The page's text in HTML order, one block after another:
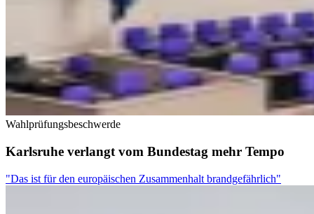
Wahlprüfungsbeschwerde
Karlsruhe verlangt vom Bundestag mehr Tempo
"Das ist für den europäischen Zusammenhalt brandgefährlich"